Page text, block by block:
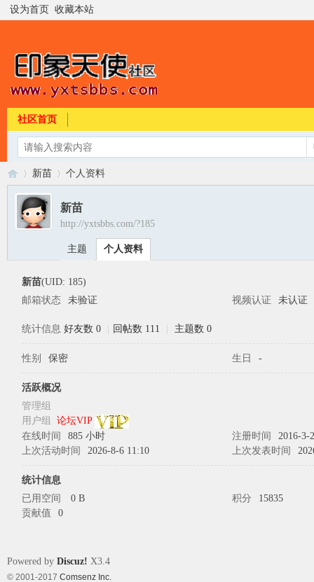
设为首页 收藏本站
社区首页
›
新苗 个人资料
新苗
http://yxtsbbs.com/?185
主题 个人资料
新苗(UID: 185)
邮箱状态
未验证 视频认证 未认证
统计信息 好友数 0 回帖数 111 主题数 0
性别 保密 生日 -
活跃概况
管理组
用户组 论坛VIP
在线时间
885 小时 注册时间
2016-3-
上次活动时间
2026-8-6 11:10 上次发表时间
统计信息
已用空间
0 B 积分
15835
贡献值
0
Powered by Discuz! X3.4
© 2001-2017 Comsenz Inc.